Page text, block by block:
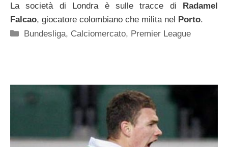
La società di Londra è sulle tracce di Radamel
Falcao, giocatore colombiano che milita nel Porto.
Categorie
Bundesliga, Calciomercato, Premier League